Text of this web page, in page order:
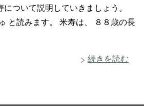
ついて説明していきましょう。
と読みます。 米寿は、 ８８歳の長
続きを読む